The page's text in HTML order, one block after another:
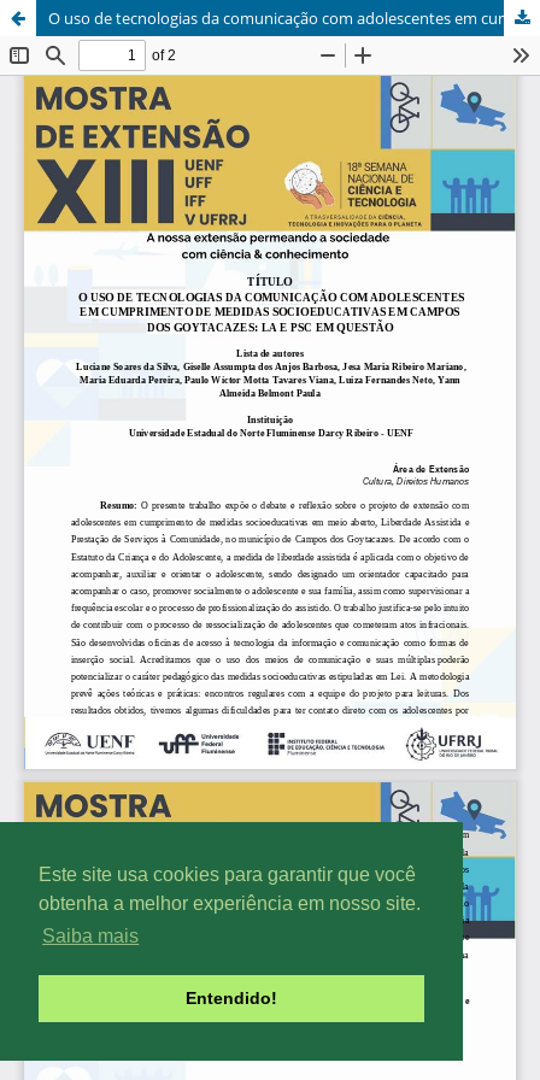
Este site usa cookies para garantir que você
obtenha a melhor experiência em nosso site.
Saiba mais
Entendido!
O uso de tecnologias da comunicação com adolescentes em cumprimento de medidas socioeducativas em Campos dos Goytacazes